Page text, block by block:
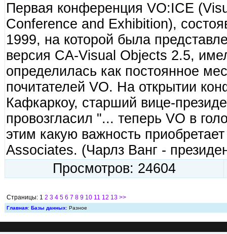
Первая конференция VO:ICE
Conference and Exhibition),
1999, на которой была
версия CA-Visual Objects 2.5,
определилась как постоянное
почитателей VO. На открытии
Кафкаркоу, старший вице-
провозгласил "... теперь VO в
этим какую важность
Associates. (Чарлз Ванг -
Просмотров: 24604
Страницы: 1 2 3 4 5 6 7 8 9 10 11 12 13 >>
Главная: Базы данных: Разное